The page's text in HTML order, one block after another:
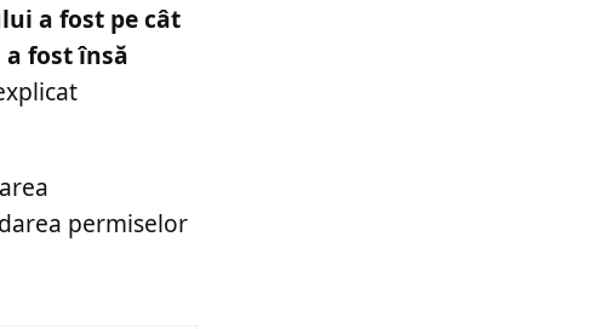
a fost pe cât
a fost însă
permiselor